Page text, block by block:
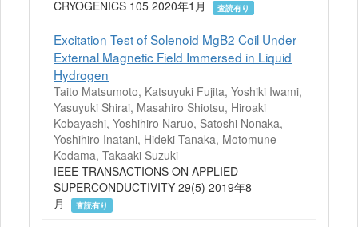
CRYOGENICS 105 2020年1月
査読有り
Excitation Test of Solenoid MgB2 Coil Under
External Magnetic Field Immersed in Liquid
Hydrogen
Taito Matsumoto, Katsuyuki Fujita, Yoshiki Iwami,
Yasuyuki Shirai, Masahiro Shiotsu, Hiroaki
Kobayashi, Yoshihiro Naruo, Satoshi Nonaka,
Yoshihiro Inatani, Hideki Tanaka, Motomune
Kodama, Takaaki Suzuki
IEEE TRANSACTIONS ON APPLIED
SUPERCONDUCTIVITY 29(5) 2019年8
月
査読有り